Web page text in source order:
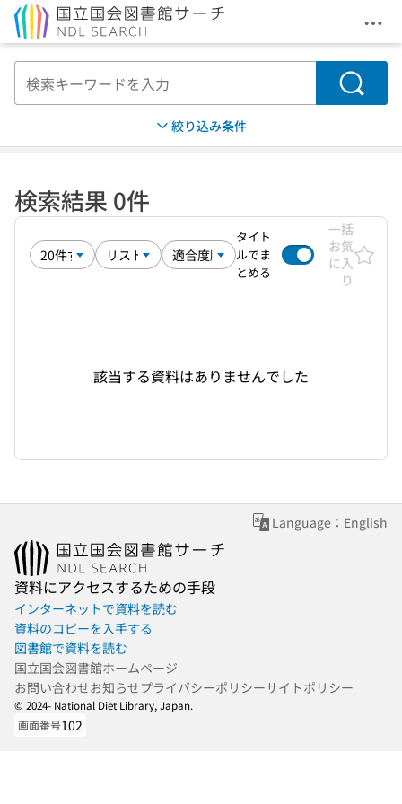
メ
検索
絞り込み条件
検索結果 0件
タイト
ルでま
とめる
一括
お気
に入
り
該当する資料はありませんでした
Language：English
資料にアクセスするための手段
インターネットで資料を読む
資料のコピーを入手する
図書館で資料を読む
国立国会図書館ホームページ
お問い合わせお知らせプライバシーポリシーサイトポリシー
© 2024- National Diet Library, Japan.
画面番号102